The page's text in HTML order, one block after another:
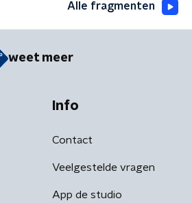
Alle fragmenten
weet meer
Info
Contact
Veelgestelde vragen
App de studio